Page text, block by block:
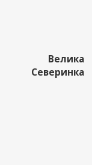
Велика
Северинка